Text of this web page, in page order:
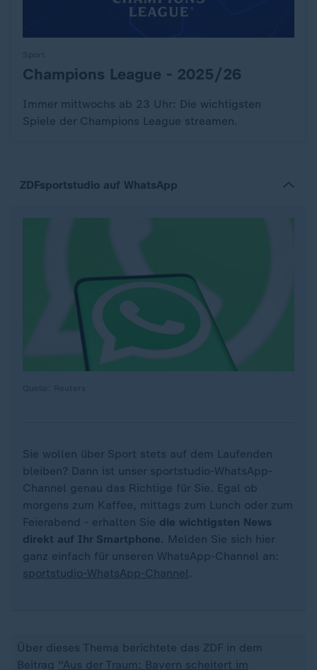
:Champions League - 2025/26
Immer mittwochs ab 23 Uhr: Die wichtigsten
Spiele der Champions League streamen.
ZDFsportstudio auf WhatsApp
Sie wollen über Sport stets auf dem Laufenden
bleiben? Dann ist unser sportstudio-WhatsApp-
Channel genau das Richtige für Sie. Egal ob
morgens zum Kaffee, mittags zum Lunch oder zum
Feierabend - erhalten Sie die wichtigsten News
direkt auf Ihr Smartphone. Melden Sie sich hier
ganz einfach für unseren WhatsApp-Channel an:
sportstudio-WhatsApp-Channel.
Über dieses Thema berichtete das ZDF in dem
Beitrag "Aus der Traum: Bayern scheitert im